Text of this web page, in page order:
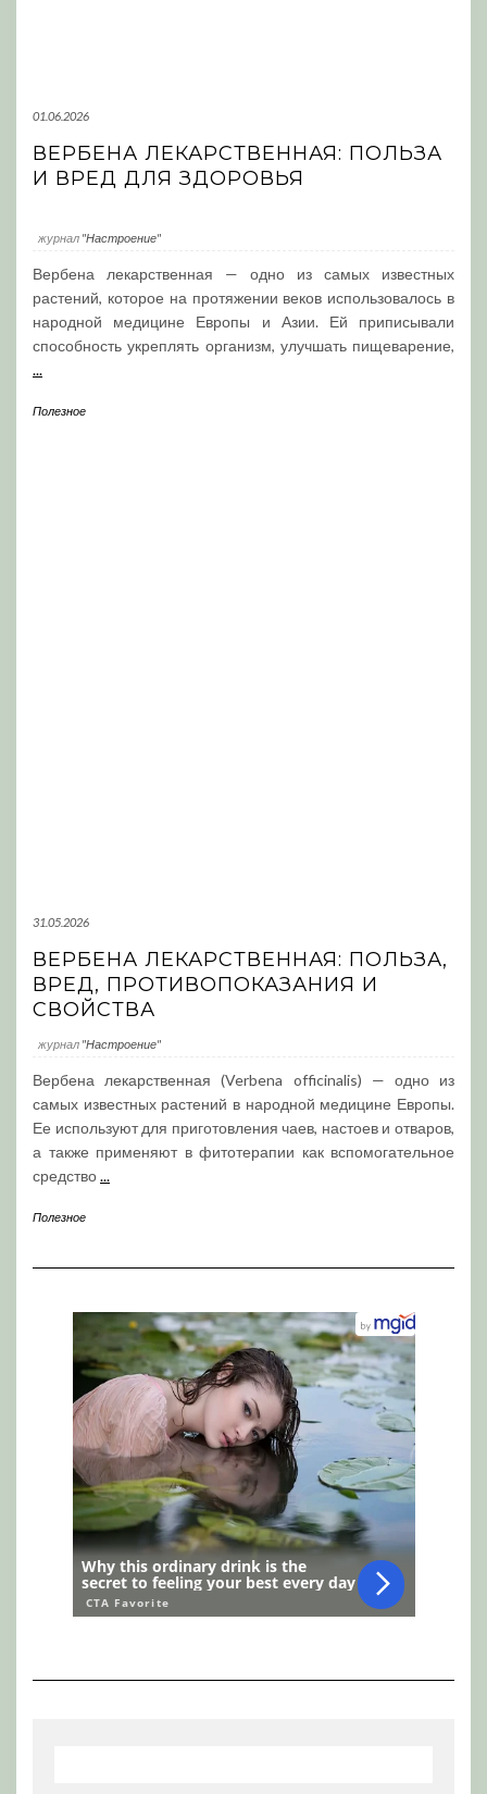
01.06.2026
ВЕРБЕНА ЛЕКАРСТВЕННАЯ: ПОЛЬЗА
И ВРЕД ДЛЯ ЗДОРОВЬЯ
журнал "Настроение"
Вербена лекарственная — одно из самых известных
растений, которое на протяжении веков использовалось в
народной медицине Европы и Азии. Ей приписывали
способность укреплять организм, улучшать пищеварение,
...
Полезное
31.05.2026
ВЕРБЕНА ЛЕКАРСТВЕННАЯ: ПОЛЬЗА,
ВРЕД, ПРОТИВОПОКАЗАНИЯ И
СВОЙСТВА
журнал "Настроение"
Вербена лекарственная (Verbena officinalis) — одно из
самых известных растений в народной медицине Европы.
Ее используют для приготовления чаев, настоев и отваров,
а также применяют в фитотерапии как вспомогательное
средство...
Полезное